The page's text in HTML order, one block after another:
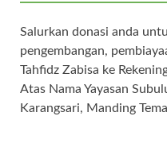
Salurkan donasi anda
pengembangan,
Tahfidz Zabisa ke
Atas Nama Yayasan
Karangsari, Manding